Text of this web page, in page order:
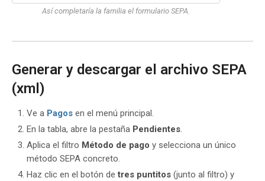
Así completaría la familia el formulario SEPA.
Generar y descargar el archivo SEPA
(xml)
Ve a Pagos en el menú principal.
En la tabla, abre la pestaña Pendientes.
Aplica el filtro Método de pago y selecciona un único
método SEPA concreto.
Haz clic en el botón detres puntitos (junto al filtro) y